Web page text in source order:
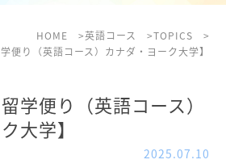
HOME 英語コース
TOPICS
便り（英語コース）カナダ・ヨーク大学】
学便り（英語コース）
大学】
2025.07.10